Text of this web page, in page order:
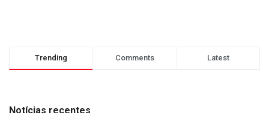
Trending Comments Latest
Notícias recentes